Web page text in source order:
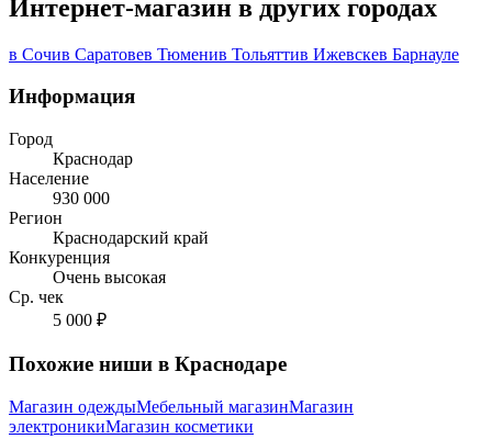
Интернет-магазин в других городах
в Сочив Саратовев Тюменив Тольяттив Ижевскев Барнауле
Информация
Город
Краснодар
Население
930 000
Регион
Краснодарский край
Конкуренция
Очень высокая
Ср. чек
5 000 ₽
Похожие ниши в Краснодаре
Магазин одеждыМебельный магазинМагазин
электроникиМагазин косметики